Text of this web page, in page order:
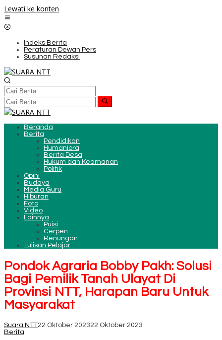
Lewati ke konten
Indeks Berita
Peraturan Dewan Pers
Susunan Redaksi
Beranda
Berita
Pendidikan
Humaniora
Berita Desa
Hukum dan Keamanan
Politik
Opini
Budaya
Media Guru
Hiburan
Foto
Video
Lainnya
Puisi
Cerpen
Renungan
Tulisan Pelajar
Pondok Agraria Bobby Pakh: Solusi
Bagi Pemilik Tanah Ulayat Di
Provinsi NTT, Harapan Baru Untuk
Masyarakat
Suara NTT22 Oktober 202322 Oktober 2023
Berita